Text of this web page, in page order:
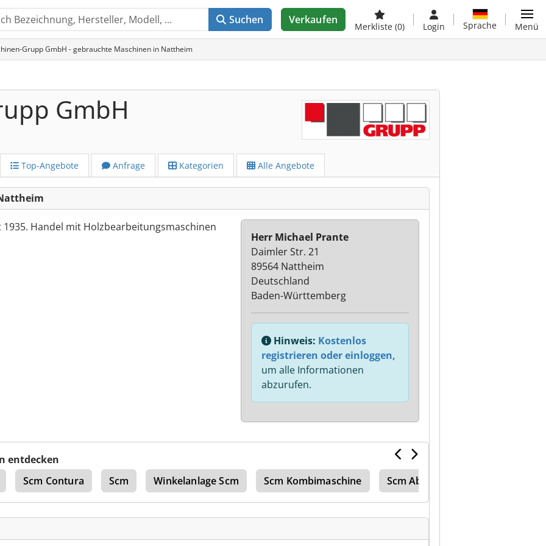
Suchen Verkaufen
Merkliste (0) Login Sprache Menü
Grupp GmbH - gebrauchte Maschinen in Nattheim
GmbH
Top-Angebote Anfrage Kategorien Alle Angebote
Handel mit Holzbearbeitungsmaschinen
Herr Michael Prante
Daimler Str. 21
89564 Nattheim
Deutschland
Baden-Württemberg
Hinweis: Kostenlos
registrieren oder einloggen,
um alle Informationen
abzurufen.
entdecken
Scm Contura
Scm Winkelanlage Scm Scm Kombimaschine Scm Abbundanlage